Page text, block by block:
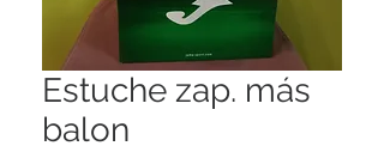
Estuche zap. más
balon